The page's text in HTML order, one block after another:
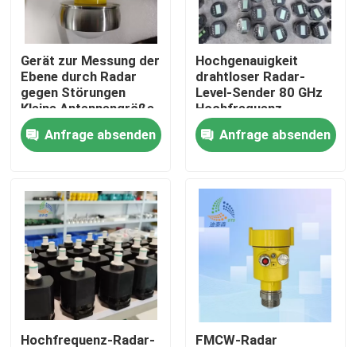
Über uns
Fabrik Tour
Qualitätskontrolle
Kontakt
Referenzen
Radar-waagerecht ausgerichtetes Meter
Radar-Niveauschalter
Gerät zur Messung der
Ebene durch Radar
gegen Störungen
Kleine Antennengröße
IP67 Schutz
Anfrage absenden
Hochgenauigkeit
drahtloser Radar-
Level-Sender 80 GHz
Hochfrequenz
Anfrage absenden
Hochfrequenz-Radar- FMCW-Radar